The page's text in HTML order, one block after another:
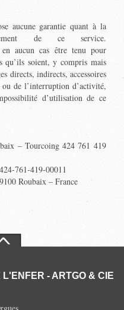
aucune garantie quant à la
de ce service.
en aucun cas être tenu pour
qu’ils soient, y compris mais
directs, indirects, accessoires
de l’interruption d’activité,
d’utilisation de ce
– Tourcoing 424 761 419
761-419-00011
Roubaix – France
- ARTGO & CIE